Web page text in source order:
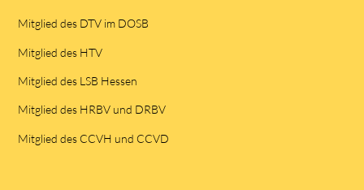
Mitglied des DTV im DOSB
Mitglied des HTV
Mitglied des LSB Hessen
Mitglied des HRBV und DRBV
Mitglied des CCVH und CCVD